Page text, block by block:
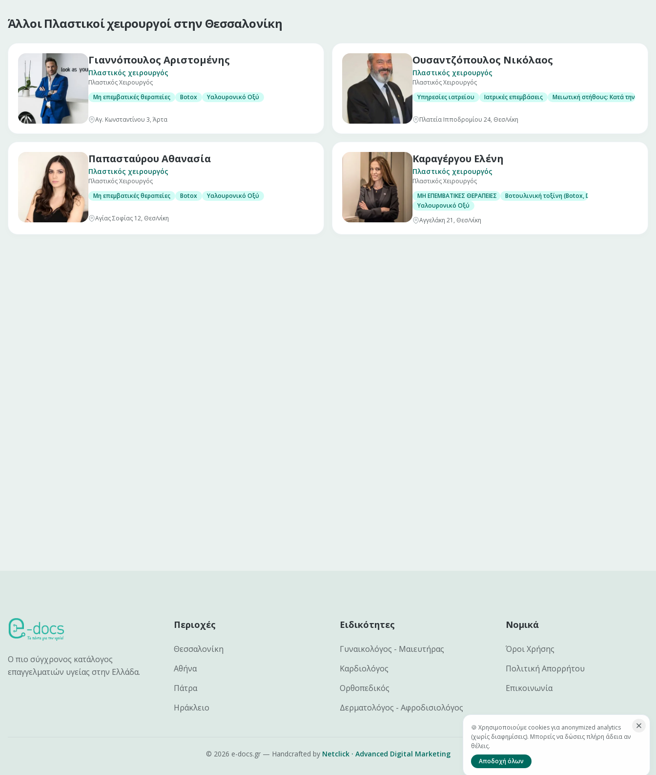
Άλλοι Πλαστικοί χειρουργοί στην Θεσσαλονίκη
Γιαννόπουλος Αριστομένης
Πλαστικός χειρουργός
Πλαστικός Χειρουργός
Μη επεμβατικές θεραπείες
Botox Υαλουρονικό Οξύ
Αγ. Κωνσταντίνου 3, Άρτα
Ουσαντζόπουλος Νικόλαος
Πλαστικός χειρουργός
Πλαστικός Χειρουργός
Υπηρεσίες ιατρείου
Ιατρικές επεμβάσεις Μειωτική στήθους: Κατά την
Πλατεία Ιπποδρομίου 24, Θεσ/νίκη
Παπασταύρου Αθανασία
Πλαστικός χειρουργός
Πλαστικός Χειρουργός
Μη επεμβατικές θεραπείες
Botox Υαλουρονικό Οξύ
Αγίας Σοφίας 12, Θεσ/νίκη
Καραγέργου Ελένη
Πλαστικός χειρουργός
Πλαστικός Χειρουργός
ΜΗ ΕΠΕΜΒΑΤΙΚΕΣ ΘΕΡΑΠΕΙΕΣ
Βοτουλινική τοξίνη (Botox, Dysport)
Υαλουρονικό Οξύ
Αγγελάκη 21, Θεσ/νίκη
Ο πιο σύγχρονος κατάλογος
επαγγελματιών υγείας στην Ελλάδα.
Περιοχές
Θεσσαλονίκη
Αθήνα
Πάτρα
Ηράκλειο
Ειδικότητες
Γυναικολόγος - Μαιευτήρας
Καρδιολόγος
Ορθοπεδικός
Δερματολόγος - Αφροδισιολόγος
Νομικά
Όροι Χρήσης
Πολιτική Απορρήτου
Επικοινωνία
© 2026 e-docs.gr — Handcrafted by Netclick · Advanced Digital Marketing
🍪 Χρησιμοποιούμε cookies για anonymized analytics
(χωρίς διαφημίσεις). Μπορείς να δώσεις πλήρη άδεια αν
θέλεις.
Αποδοχή όλων